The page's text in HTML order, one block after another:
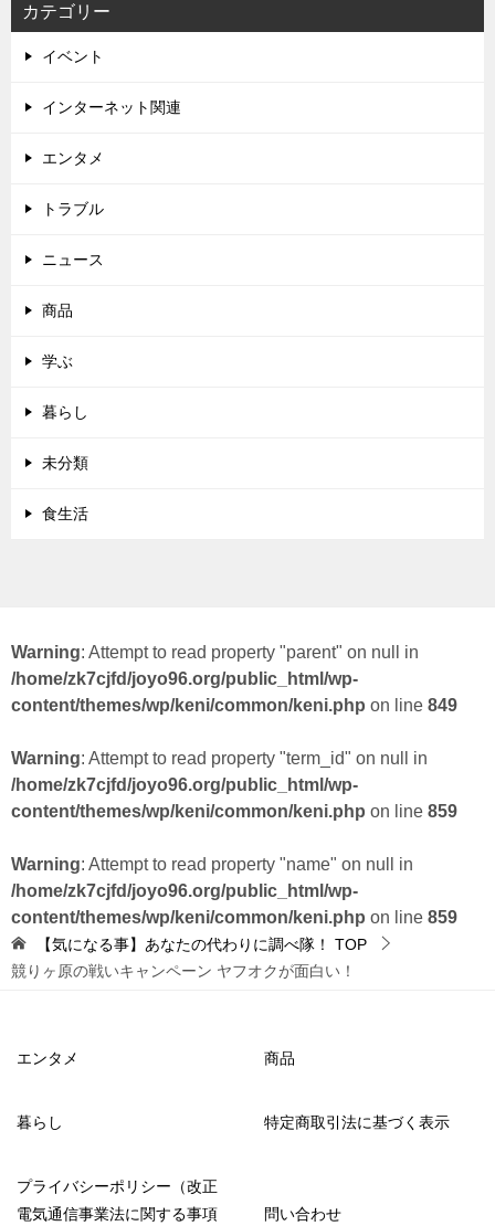
カテゴリー
イベント
インターネット関連
エンタメ
トラブル
ニュース
商品
学ぶ
暮らし
未分類
食生活
Warning: Attempt to read property "parent" on null in
/home/zk7cjfd/joyo96.org/public_html/wp-
content/themes/wp/keni/common/keni.php on line 849
Warning: Attempt to read property "term_id" on null in
/home/zk7cjfd/joyo96.org/public_html/wp-
content/themes/wp/keni/common/keni.php on line 859
Warning: Attempt to read property "name" on null in
/home/zk7cjfd/joyo96.org/public_html/wp-
content/themes/wp/keni/common/keni.php on line 859
【気になる事】あなたの代わりに調べ隊！
TOP
競りヶ原の戦いキャンペーン ヤフオクが面白い！
エンタメ 商品
暮らし 特定商取引法に基づく表示
プライバシーポリシー（改正
電気通信事業法に関する事項
問い合わせ